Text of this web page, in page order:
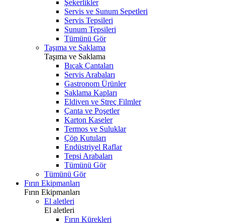
Şekerlikler
Servis ve Sunum Sepetleri
Servis Tepsileri
Sunum Tepsileri
Tümünü Gör
Taşıma ve Saklama
Taşıma ve Saklama
Bıçak Çantaları
Servis Arabaları
Gastronom Ürünler
Saklama Kapları
Eldiven ve Streç Filmler
Çanta ve Poşetler
Karton Kaseler
Termos ve Suluklar
Çöp Kutuları
Endüstriyel Raflar
Tepsi Arabaları
Tümünü Gör
Tümünü Gör
Fırın Ekipmanları
Fırın Ekipmanları
El aletleri
El aletleri
Fırın Kürekleri